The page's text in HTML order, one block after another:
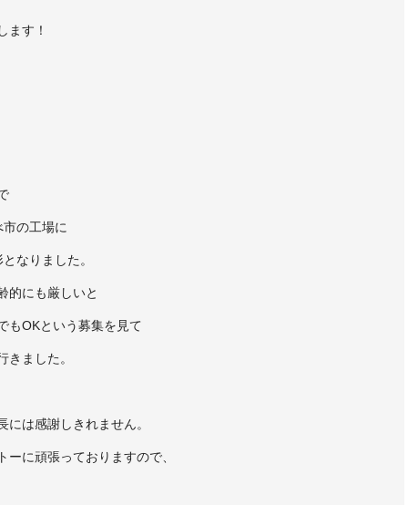
ます！
の工場に
なりました。
的にも厳しいと
もOKという募集を見て
ました。
は感謝しきれません。
に頑張っておりますので、